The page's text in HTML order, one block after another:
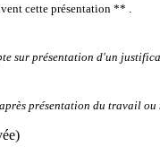
cette présentation ** .
sur présentation d'un
présentation du travail